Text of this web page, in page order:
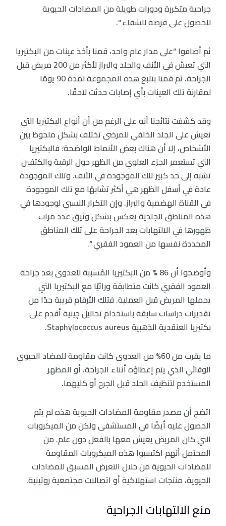
جراحية متكررة ودورات طويلة من المضادات الحيوية
للحصول على فرصة للشفاء “.
ثم أضافوا “على مدار عام واحد، قمنا بأخذ عينات من البكتيريا
التي تعيش في الأنف والجلد والبراز لأكثر من 200 مريض قبل
الجراحة. ثم قمنا بتتبع هذه المجموعة لمدة 90 يومًا
لمقارنة تلك العينات بأي إصابات حدثت لاحقًا.
وقد كشفت نتائجنا أنه على الرغم من أن أنواع البكتيريا التي
تعيش على الجلد الخلفي للمرضى تختلف بشكل ملحوظ بين
الأشخاص، إلا أن هناك بعض الأنماط الواضحة؛ فالبكتيريا
التي تستعمر الجزء العلوي من الظهر حول الرقبة والكتفين
تشبه إلى حد كبير تلك الموجودة في الأنف. وتلك الموجودة
عادة في أسفل الظهر هي أكثر تشابهًا مع تلك الموجودة
في القناة الهضمية والبراز. وإن التكرار النسبي لوجودها في
هذه المناطق الجلدية يعكس بشكل وثيق عدد مرات
ظهورها في الالتهابات بعد الجراحة على تلك المناطق
المحددة نفسها من العمود الفقري “.
وأوضحوا أن 86 % من البكتيريا المُسببة للعدوى بعد جراحة
العمود الفقري كانت متطابقة وراثيًا مع البكتيريا التي
يحملها المريض قبل العملية. فتلك الأرقام قريبة جدًا من
تقديرات دراسات سابقة باستخدام تحاليل چينية أقدم على
بكتيريا العنقدية الذهبية Staphylococcus aureus.
ما يقرب من 60% من العدوى كانت مقاومة للمضاد الحيوي
الوقائي الذي يتم إعطاؤه أثناء الجراحة، أو المطهر
المستخدم لتنظيف الجلد قبل الجرح أو كليهما.
اتضح أن مصدر مقاومة المضادات الحيوية هذه لم يتم
الحصول عليه أيضًا في المستشفى ولكن من الميكروبات
التي كان المريض يعيش معها بالفعل دون علم. من
المحتمل أنهم اكتسبوا هذه الميكروبات المقاومة
للمضادات الحيوية من خلال التعرض المسبق للمضادات
الحيوية، منتجات استهلاكية أو اتصالات مجتمعية روتينية.
منع الالتهابات الجراحية